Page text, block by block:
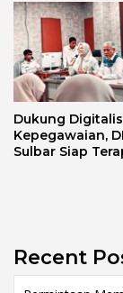
Dukung
Kepegawaian,
Sulbar Siap
Recent